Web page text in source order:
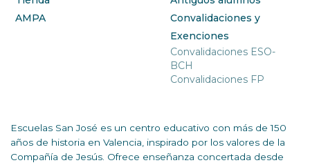
AMPA
Convalidaciones y
Exenciones
Convalidaciones ESO-
BCH
Convalidaciones FP
Escuelas San José es un centro educativo con más de 150
años de historia en Valencia, inspirado por los valores de la
Compañía de Jesús. Ofrece enseñanza concertada desde